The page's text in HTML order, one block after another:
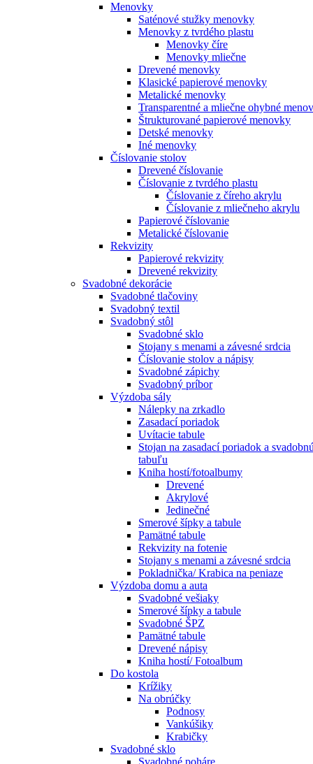
Menovky
Saténové stužky menovky
Menovky z tvrdého plastu
Menovky číre
Menovky mliečne
Drevené menovky
Klasické papierové menovky
Metalické menovky
Transparentné a mliečne ohybné
Štrukturované papierové menovky
Detské menovky
Iné menovky
Číslovanie stolov
Drevené číslovanie
Číslovanie z tvrdého plastu
Číslovanie z číreho akrylu
Číslovanie z mliečneho akrylu
Papierové číslovanie
Metalické číslovanie
Rekvizity
Papierové rekvizity
Drevené rekvizity
Svadobné dekorácie
Svadobné tlačoviny
Svadobný textil
Svadobný stôl
Svadobné sklo
Stojany s menami a závesné srdcia
Číslovanie stolov a nápisy
Svadobné zápichy
Svadobný príbor
Výzdoba sály
Nálepky na zrkadlo
Zasadací poriadok
Uvítacie tabule
Stojan na zasadací poriadok a
tabuľu
Kniha hostí/fotoalbumy
Drevené
Akrylové
Jedinečné
Smerové šípky a tabule
Pamätné tabule
Rekvizity na fotenie
Stojany s menami a závesné srdcia
Pokladnička/ Krabica na peniaze
Výzdoba domu a auta
Svadobné vešiaky
Smerové šípky a tabule
Svadobné ŠPZ
Pamätné tabule
Drevené nápisy
Kniha hostí/ Fotoalbum
Do kostola
Krížiky
Na obrúčky
Podnosy
Vankúšiky
Krabičky
Svadobné sklo
Svadobné poháre